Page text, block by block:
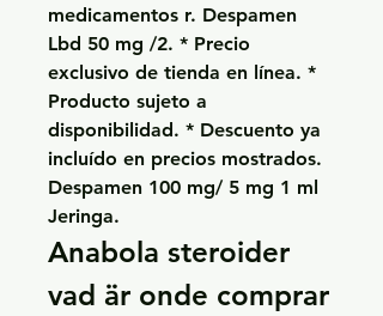
medicamentos r. Despamen
Lbd 50 mg /2. * Precio
exclusivo de tienda en línea. *
Producto sujeto a
disponibilidad. * Descuento ya
incluído en precios mostrados.
Despamen 100 mg/ 5 mg 1 ml
Jeringa.
Anabola steroider
vad är onde comprar